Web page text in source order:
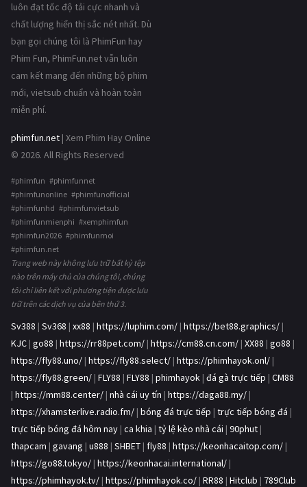
luôn đạt tốc độ tải cực nhanh và
chất lượng hiển thị sắc nét nhất. Dù
bạn gọi chúng tôi là PhimFun hay
Phim Fun, PhimFun.net vẫn luôn
cam kết mang đến những bộ phim
mới, vietsub chuẩn và hoàn toàn
miễn phí.
phimfun.net | Xem Phim Hay Online
© 2026. All Rights Reserved
#phimfun #phimfunnet
#phimfunonline #phimfunofficial
#phimfunhd #phimfunvietsub
#phimfunmienphi #xemphimfun
#phimfun2026 #phimfunmoi
#phimfun.net
Trang web này không lưu trữ bất kỳ tệp
nào trên máy chủ của chúng tôi, chúng
tôi chỉ liên kết với phương tiện được lưu
trữ trên các dịch vụ của bên thứ 3.
Sv388 | Sv368 | xx88 | https://luphim.com/ | https://bet88.graphics/ |
KJC | go88 | https://rr88pet.com/ | https://cm88.cn.com/ | XX88 | go88 |
https://fly88.uno/ | https://fly88.select/ | https://phimhayok.onl/ |
https://fly88.green/ | FLY88 | FLY88 | phimhayok | đá gà trực tiếp | CM88
| https://mm88.center/ | nhà cái uy tín | https://daga88.my/ |
https://xhamsterlive.radio.fm/ | bóng đá trực tiếp | trực tiếp bóng đá |
trực tiếp bóng đá hôm nay | ca khia | tỷ lệ kèo nhà cái | 90phut |
thapcam | gavang | u888 | SHBET | fly88 | https://keonhacaitop.com/ |
https://go88.tokyo/ | https://keonhacai.international/ |
https://phimhayok.tv/ | https://phimhayok.co/ | RR88 | Hitclub | 789Club